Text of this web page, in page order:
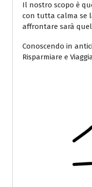
Il nostro scopo è
con tutta calma se
affrontare sarà
Conoscendo in
Risparmiare e